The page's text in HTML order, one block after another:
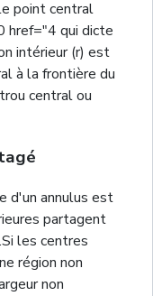
point central
href="4 qui dicte
intérieur (r) est
à la frontière du
central ou
d'un annulus est
partagent
les centres
région non
non